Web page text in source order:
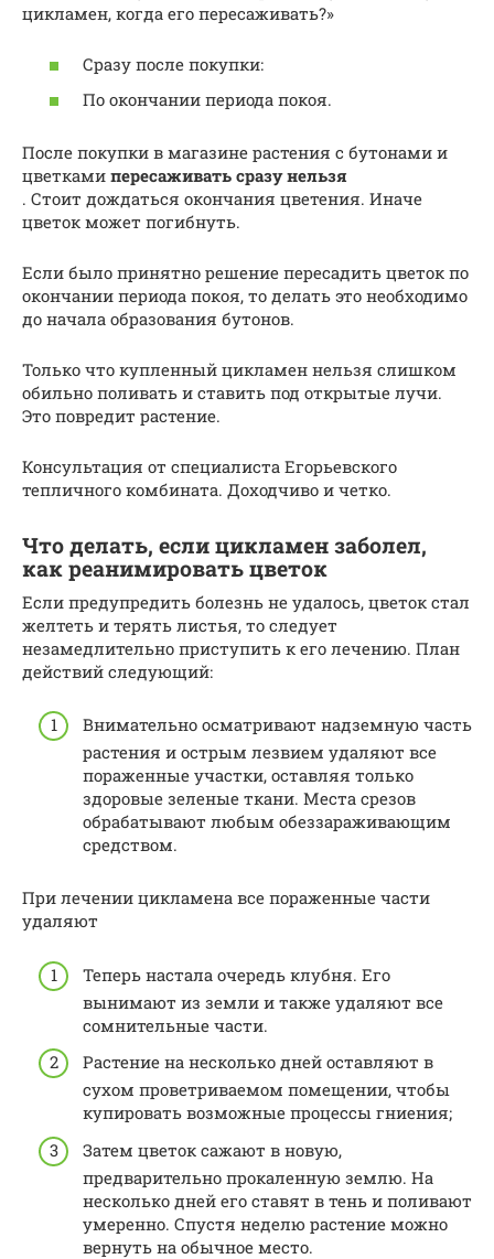
цикламен, когда его пересаживать?»
Сразу после покупки:
По окончании периода покоя.
После покупки в магазине растения с бутонами и
цветками пересаживать сразу нельзя
. Стоит дождаться окончания цветения. Иначе
цветок может погибнуть.
Если было принятно решение пересадить цветок по
окончании периода покоя, то делать это необходимо
до начала образования бутонов.
Только что купленный цикламен нельзя слишком
обильно поливать и ставить под открытые лучи.
Это повредит растение.
Консультация от специалиста Егорьевского
тепличного комбината. Доходчиво и четко.
Что делать, если цикламен заболел,
как реанимировать цветок
Если предупредить болезнь не удалось, цветок стал
желтеть и терять листья, то следует
незамедлительно приступить к его лечению. План
действий следующий:
Внимательно осматривают надземную часть
растения и острым лезвием удаляют все
пораженные участки, оставляя только
здоровые зеленые ткани. Места срезов
обрабатывают любым обеззараживающим
средством.
При лечении цикламена все пораженные части
удаляют
Теперь настала очередь клубня. Его
вынимают из земли и также удаляют все
сомнительные части.
Растение на несколько дней оставляют в
сухом проветриваемом помещении, чтобы
купировать возможные процессы гниения;
Затем цветок сажают в новую,
предварительно прокаленную землю. На
несколько дней его ставят в тень и поливают
умеренно. Спустя неделю растение можно
вернуть на обычное место.